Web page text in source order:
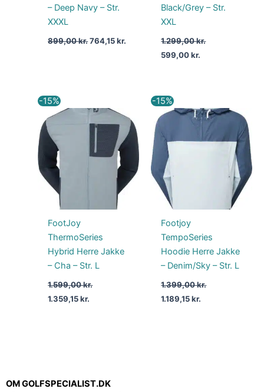
– Deep Navy – Str.
XXXL
899,00kr.764,15kr.
Black/Grey – Str.
XXL
1.299,00kr.
599,00kr.
-15%
FootJoy
ThermoSeries
Hybrid Herre Jakke
– Cha – Str. L
1.599,00kr.
Den
oprindelige
pris
var:
1.599,00 kr..
1.359,15kr.
aktuelle
pris
er:
1.359,15 kr..
-15%
Footjoy
TempoSeries
Hoodie Herre Jakke
– Denim/Sky – Str. L
1.399,00kr.
Den
oprindelige
pris
1.399,00 kr..
1.189,15kr.
aktuelle
pris
er:
1.189,15 kr..
OM GOLFSPECIALIST.DK